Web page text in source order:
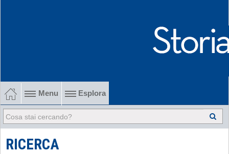
Menu Esplora
1902-1915 Gli esordi
1915-1945 Tra le due guerre
RICERCA